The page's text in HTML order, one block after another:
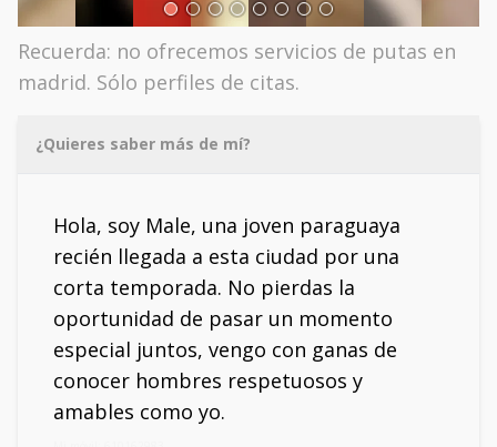
Recuerda: no ofrecemos servicios de putas en
madrid. Sólo perfiles de citas.
¿Quieres saber más de mí?
Hola, soy Male, una joven paraguaya
recién llegada a esta ciudad por una
corta temporada. No pierdas la
oportunidad de pasar un momento
especial juntos, vengo con ganas de
conocer hombres respetuosos y
amables como yo.